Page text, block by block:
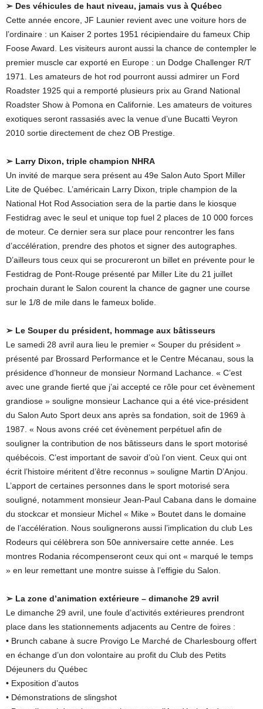
➢ Des véhicules de haut niveau, jamais vus à Québec
Cette année encore, JF Launier revient avec une voiture hors de
l’ordinaire : un Kaiser 2 portes 1951 récipiendaire du fameux Chip
Foose Award. Les visiteurs auront aussi la chance de contempler le
premier muscle car exporté en Europe : un Dodge Challenger R/T
1971. Les amateurs de hot rod pourront aussi admirer un Ford
Roadster 1925 qui a remporté plusieurs prix au Grand National
Roadster Show à Pomona en Californie. Les amateurs de voitures
exotiques seront rassasiés avec la venue d’une Bucatti Veyron
2010 sortie directement de chez OB Prestige.
➢ Larry Dixon, triple champion NHRA
Un invité de marque sera présent au 49e Salon Auto Sport Miller
Lite de Québec. L’américain Larry Dixon, triple champion de la
National Hot Rod Association sera de la partie dans le kiosque
Festidrag avec le seul et unique top fuel 2 places de 10 000 forces
de moteur. Ce dernier sera sur place pour rencontrer les fans
d’accélération, prendre des photos et signer des autographes.
D’ailleurs tous ceux qui se procureront un billet en prévente pour le
Festidrag de Pont-Rouge présenté par Miller Lite du 21 juillet
prochain durant le Salon courent la chance de gagner une course
sur le 1/8 de mile dans le fameux bolide.
➢ Le Souper du président, hommage aux bâtisseurs
Le samedi 28 avril aura lieu le premier « Souper du président »
présenté par Brossard Performance et le Centre Mécanau, sous la
présidence d’honneur de monsieur Normand Lachance. « C’est
avec une grande fierté que j’ai accepté ce rôle pour cet évènement
grandiose » souligne monsieur Lachance qui a été vice-président
du Salon Auto Sport deux ans après sa fondation, soit de 1969 à
1987. « Nous avons créé cet évènement perpétuel afin de
souligner la contribution de nos bâtisseurs dans le sport motorisé
québécois. C’est important de savoir d’où l’on vient. Ceux qui ont
écrit l’histoire méritent d’être reconnus » souligne Martin D’Anjou.
L’apport de certaines personnes dans le sport motorisé sera
souligné, notamment monsieur Jean-Paul Cabana dans le domaine
du stockcar et monsieur Michel « Mike » Boutet dans le domaine
de l’accélération. Nous soulignerons aussi l’implication du club Les
Rodeurs qui célèbrera son 50e anniversaire cette année. Les
montres Rodania récompenseront ceux qui ont « marqué le temps
» en leur remettant une montre suisse à l’effigie du Salon.
➢ La zone d’animation extérieure – dimanche 29 avril
Le dimanche 29 avril, une foule d’activités extérieures prendront
place dans les stationnements adjacents au Centre de foires :
• Brunch cabane à sucre Provigo Le Marché de Charlesbourg offert
en échange d’un don volontaire au profit du Club des Petits
Déjeuners du Québec
• Exposition d’autos
• Démonstrations de slingshot